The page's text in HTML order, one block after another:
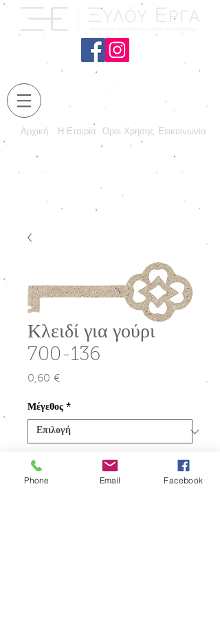
Αρχική Η Εταιρία Όροι Χρήσης Επικοινωνία
Κλειδί για γούρι
700-136
0,60 €Τιμή
Μέγεθος *
Ποσότητα
Phone Email Facebook